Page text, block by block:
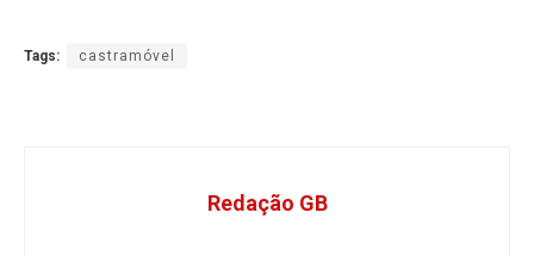
Tags: castramóvel
Redação GB